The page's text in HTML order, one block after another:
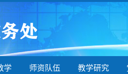
学 师资队伍 教学研究